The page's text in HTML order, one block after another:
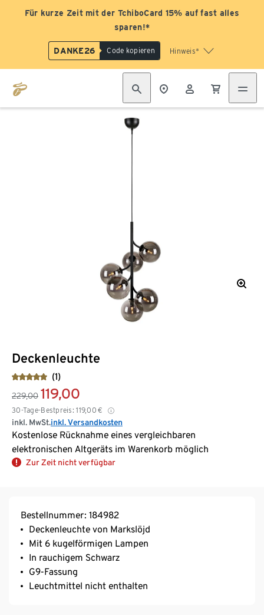
Für kurze Zeit mit der TchiboCard 15% auf fast alles
sparen!*
DANKE26 Code kopieren Hinweis*
Deckenleuchte
(1)
229,00 119,00
30-Tage-Bestpreis: 119,00 €
inkl. MwSt.inkl. Versandkosten
Kostenlose Rücknahme eines vergleichbaren
elektronischen Altgeräts im Warenkorb möglich
Zur Zeit nicht verfügbar
Bestellnummer: 184982
Deckenleuchte von Markslöjd
Mit 6 kugelförmigen Lampen
In rauchigem Schwarz
G9-Fassung
Leuchtmittel nicht enthalten